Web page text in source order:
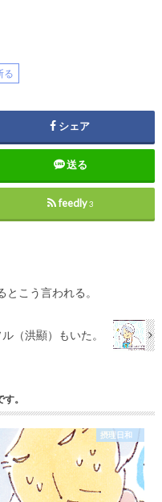
る
シェア
送る
feedly3
こう言われる。
（洪顯）もいた。
。
摂理日和